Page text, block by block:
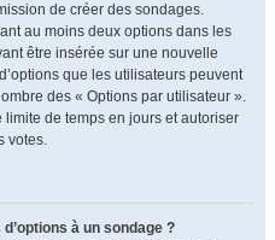
de créer des sondages.
au moins deux options dans les
être insérée sur une nouvelle
que les utilisateurs peuvent
des « Options par utilisateur ».
de temps en jours et autoriser
votes.
à un sondage ?